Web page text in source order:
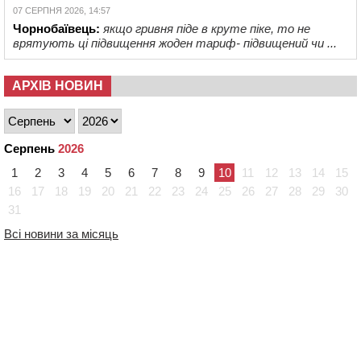
07 СЕРПНЯ 2026, 14:57
Чорнобаївець: якщо гривня піде в круте піке, то не
врятують ці підвищення жоден тариф- підвищений чи ...
АРХІВ НОВИН
Серпень 2026
1
2 3 4 5 6 7 8 9 10 11 12 13 14
15
16
17 18 19 20 21 22 23 24 25 26 27 28 29
30
31
Всі новини за місяць